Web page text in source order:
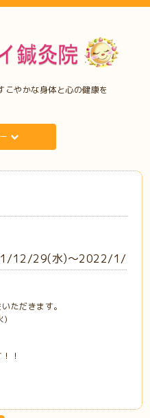
こやかな身体と心の健康を
12/29(水)～2022/1/
ただきます。
)
！